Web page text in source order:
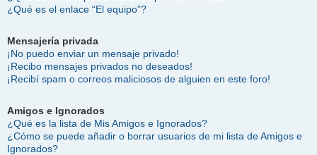
¿Qué es el enlace “El equipo”?
Mensajería privada
¡No puedo enviar un mensaje privado!
¡Recibo mensajes privados no deseados!
¡Recibí spam o correos maliciosos de alguien en este foro!
Amigos e Ignorados
¿Qué es la lista de Mis Amigos e Ignorados?
¿Cómo se puede añadir o borrar usuarios de mi lista de Amigos e
Ignorados?